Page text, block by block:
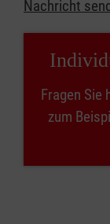
Nachricht
Fragen Sie
zum